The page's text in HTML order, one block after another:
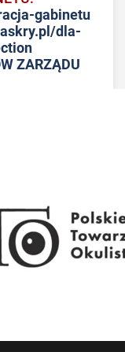
gabinetu
dla-
ZARZĄDU